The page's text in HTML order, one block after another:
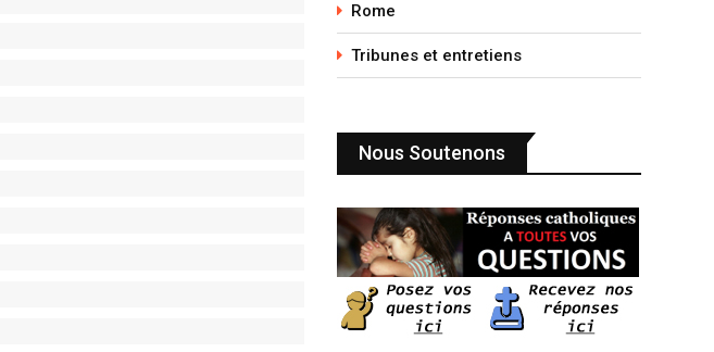
Rome
Tribunes et entretiens
Nous Soutenons